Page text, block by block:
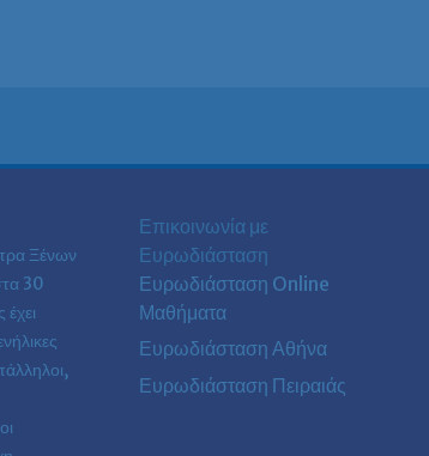
Ξένων
30
έχει
Επικοινωνία με
Ευρωδιάσταση
Ευρωδιάσταση Online
Μαθήματα
Ευρωδιάσταση Αθήνα
Ευρωδιάσταση Πειραιάς